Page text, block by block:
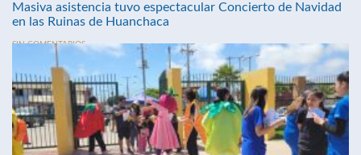
Masiva asistencia tuvo espectacular Concierto de Navidad
en las Ruinas de Huanchaca
SIN COMENTARIOS